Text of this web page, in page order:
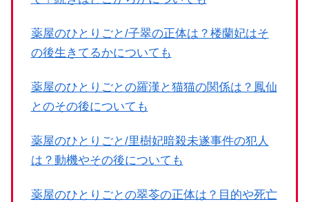
薬屋のひとりごと/子翠の正体は？楼蘭妃はそ
の後生きてるかについても
薬屋のひとりごとの羅漢と猫猫の関係は？鳳仙
とのその後についても
薬屋のひとりごと/里樹妃暗殺未遂事件の犯人
は？動機やその後についても
薬屋のひとりごとの翠苓の正体は？目的や死亡